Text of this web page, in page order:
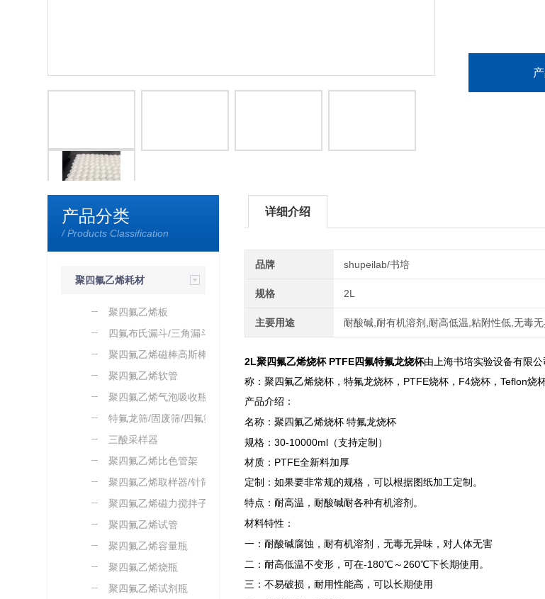
产品分类
/ Products Classification
聚四氟乙烯耗材
（定制）聚四氟乙烯板
四氟布氏漏斗/三角漏斗
聚四氟乙烯磁棒高斯棒
聚四氟乙烯软管
聚四氟乙烯气泡吸收瓶
特氟龙筛/固废筛/四氟筛
三酸采样器
聚四氟乙烯比色管架
聚四氟乙烯取样器/针筒
聚四氟乙烯磁力搅拌子
聚四氟乙烯试管
聚四氟乙烯容量瓶
聚四氟乙烯烧瓶
聚四氟乙烯试剂瓶
详细介绍
品牌 shupeilab/书培
规格 2L
主要用途 耐酸碱,耐有机溶剂,耐高低温,粘附性低,无毒
2L聚四氟乙烯烧杯 PTFE四氟特氟龙烧杯由上海书培实验设备有限
称：聚四氟乙烯烧杯，特氟龙烧杯，PTFE烧杯，F4烧杯，Teflon烧
产品介绍：
名称：聚四氟乙烯烧杯 特氟龙烧杯
规格：30-10000ml（支持定制）
材质：PTFE全新料加厚
定制：如果要非常规的规格，可以根据图纸加工定制。
特点：耐高温，耐酸碱耐各种有机溶剂。
材料特性：
一：耐酸碱腐蚀，耐有机溶剂，无毒无异味，对人体无害
二：耐高低温不变形，可在-180℃～260℃下长期使用。
三：不易破损，耐用性能高，可以长期使用